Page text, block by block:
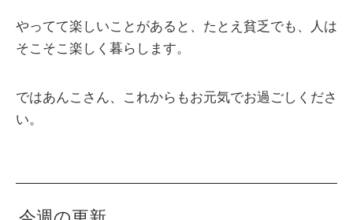
やってて楽しいことがあると、たとえ貧乏でも、人は
そこそこ楽しく暮らします。
ではあんこさん、これからもお元気でお過ごしくださ
い。